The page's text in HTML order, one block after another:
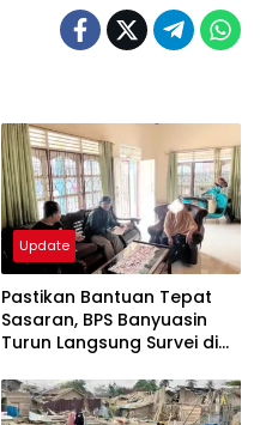
Update
Pastikan Bantuan Tepat
Sasaran, BPS Banyuasin
Turun Langsung Survei di
Indah